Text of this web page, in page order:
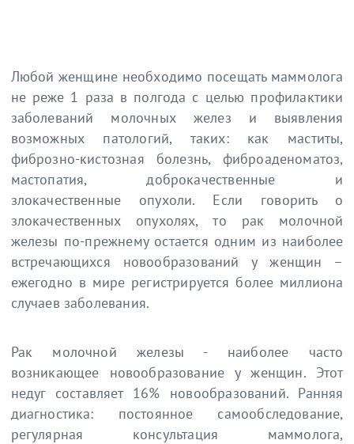
Любой женщине необходимо посещать маммолога
не реже 1 раза в полгода с целью профилактики
заболеваний молочных желез и выявления
возможных патологий, таких: как маститы,
фиброзно-кистозная болезнь, фиброаденоматоз,
мастопатия, доброкачественные и
злокачественные опухоли. Если говорить о
злокачественных опухолях, то рак молочной
железы по-прежнему остается одним из наиболее
встречающихся новообразований у женщин –
ежегодно в мире регистрируется более миллиона
случаев заболевания.
Рак молочной железы - наиболее часто
возникающее новообразование у женщин. Этот
недуг составляет 16% новообразований. Ранняя
диагностика: постоянное самообследование,
регулярная консультация маммолога,